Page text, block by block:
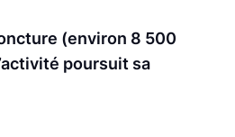
(environ 8 500
poursuit sa